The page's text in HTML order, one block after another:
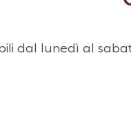
dal lunedì al